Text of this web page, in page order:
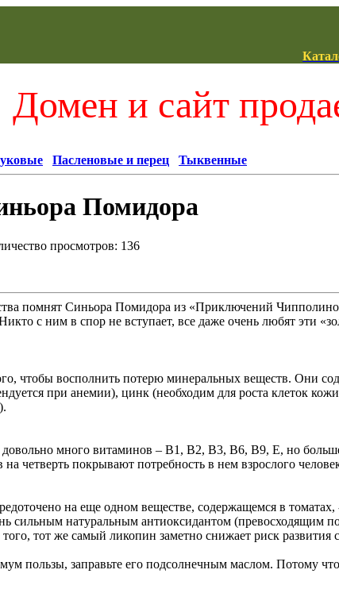
Домен и сайт
Пасленовые и перец Тыквенные
Помидора
просмотров: 136
помнят Синьора Помидора из «Приключений
с ним в спор не вступает, все даже очень любят эти
чтобы восполнить потерю минеральных веществ. Они
при анемии), цинк (необходим для роста клеток
довольно много витаминов – B1, B2, B3, B6, B9, E, но
четверть покрывают потребность в нем взрослого
на еще одном веществе, содержащемся в
сильным натуральным антиоксидантом (превосходящим
тот же самый ликопин заметно снижает риск развития
пользы, заправьте его подсолнечным маслом. Потому